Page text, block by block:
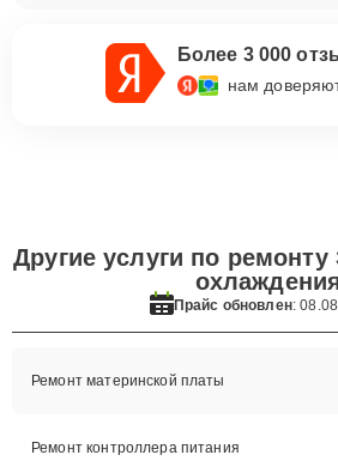
Более 3 000
нам
Другие услуги по
Прайс обновлен:
Ремонт материнской платы
Ремонт контроллера питания